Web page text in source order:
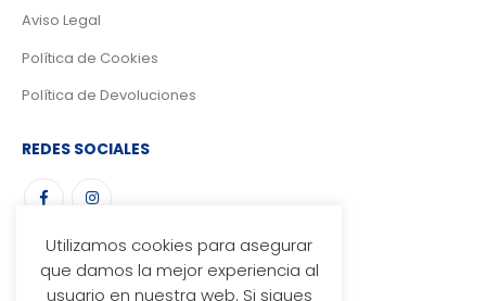
Aviso Legal
Política de Cookies
Política de Devoluciones
REDES SOCIALES
MÉTODOS DE PAGO
Utilizamos cookies para asegurar
que damos la mejor experiencia al
usuario en nuestra web. Si sigues